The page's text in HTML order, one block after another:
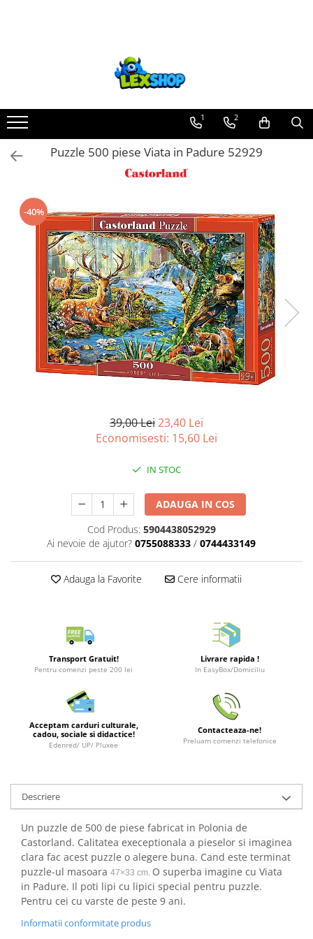
Board Games
Extensii boardgames
Card Games (jocuri cu carti)
Jocuri pentru toata familia
Party Games (jocuri de petrecere)
Jocuri pentru copii
Smart Games
Puzzle-uri logice
Jocuri cu miniaturi
Battletech
Final Girl - solo game
Miniaturi Arkham Horror
Accesorii pentru boardgames
Protectii carti (Sleeves)
Deck Boxes/Cutii pentru carti
Portofolii/ Clasoare pentru carti
The Army Painter
Merch Lex Hobby Store
Pop Culture
Sepci
Geek Stuff
Brelocuri
Plusuri si papusi
Decoratiuni
Carti
Fesuri
Studio Ghibli/My Neighbor
Totoro/Kiki etc
1 2
Puzzle 500 piese Viata in Padure 52929
-40%
39,00 Lei23,40 Lei
Economisesti: 15,60 Lei
IN STOC
ADAUGA IN COS
Cod Produs: 5904438052929
Ai nevoie de ajutor? 0755088333 / 0744433149
Adauga la Favorite Cere informatii
Transport Gratuit!
Pentru comenzi peste 200 lei
Livrare rapida !
In EasyBox/Domiciliu
Acceptam carduri culturale,
cadou, sociale si didactice!
Edenred/ UP/ Pluxee
Contacteaza-ne!
Preluam comenzi telefonice
Descriere
Un puzzle de 500 de piese fabricat in Polonia de
Castorland. Calitatea execeptionala a pieselor si imaginea
clara fac acest puzzle o alegere buna. Cand este terminat
puzzle-ul masoara 47×33 cm. O superba imagine cu Viata
in Padure. Il poti lipi cu lipici special pentru puzzle.
Pentru cei cu varste de peste 9 ani.
Informatii conformitate produs